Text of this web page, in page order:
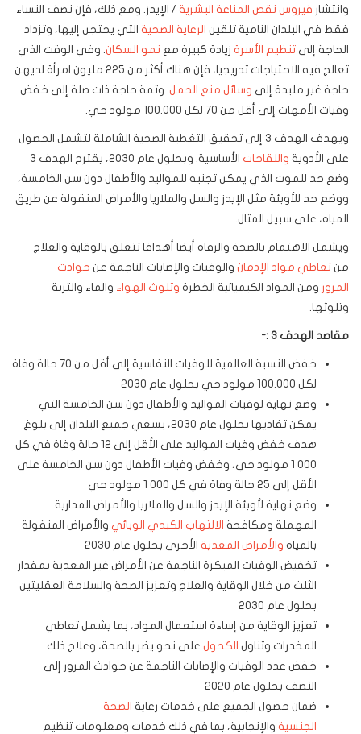
وانتشار فيروس نقص المناعة البشرية / الإيدز. ومع ذلك، فإن نصف النساء
فقط في البلدان النامية تلقين الرعاية الصحية التي يحتجن إليها، وتزداد
الحاجة إلى تنظيم الأسرة زيادة كبيرة مع نمو السكان. وفي الوقت الذي
تعالج فيه الاحتياجات تدريجيا، فإن هناك أكثر من 225 مليون امرأة لديهن
حاجة غير ملبدة إلى وسائل منع الحمل. وثمة حاجة ذات صلة إلى خفض
وفيات الأمهات إلى أقل من 70 لكل 100.000 مولود حي.
ويهدف الهدف 3 إلى تحقيق التغطية الصحية الشاملة لتشمل الحصول
على الأدوية واللقاحات
الأساسية. وبحلول عام 2030، يقترح الهدف 3
وضع حد للموت الذي يمكن تجنبه للمواليد والأطفال دون سن الخامسة،
ووضع حد للأوبئة مثل الإيدز والسل والملاريا والأمراض المنقولة عن طريق
المياه، على سبيل المثال.
ويشمل الاهتمام بالصحة والرفاه أيضا أهدافا تتعلق بالوقاية والعلاج
من تعاطي مواد الإدمان والوفيات والإصابات الناجمة عن حوادث
المرور ومن المواد الكيميائية الخطرة وتلوث الهواء والماء والتربة
وتلوثها.
مقاصد الهدف 3 :-
خفض النسبة العالمية للوفيات النفاسية إلى أقل من 70 حالة وفاة
لكل 100.000 مولود حي بحلول عام 2030
وضع نهاية لوفيات المواليد والأطفال دون سن الخامسة التي
يمكن تفاديها بحلول عام 2030، بسعي جميع البلدان إلى بلوغ
هدف خفض وفيات المواليد على الأقل إلى 12 حالة وفاة في كل
000 1 مولود حي، وخفض وفيات الأطفال دون سن الخامسة على
الأقل إلى 25 حالة وفاة في كل 000 1 مولود حي
وضع نهاية لأوبئة الإيدز والسل والملاريا والأمراض المدارية
المهملة ومكافحة الالتهاب الكبدي الوبائي والأمراض المنقولة
بالمياه والأمراض المعدية الأخرى بحلول عام 2030
تخفيض الوفيات المبكرة الناجمة عن الأمراض غير المعدية بمقدار
الثلث من خلال الوقاية والعلاج وتعزيز الصحة والسلامة العقليتين
بحلول عام 2030
تعزيز الوقاية من إساءة استعمال المواد، بما يشمل تعاطي
المخدرات وتناول الكحول على نحو يضر بالصحة، وعلاج ذلك
خفض عدد الوفيات والإصابات الناجمة عن حوادث المرور إلى
النصف بحلول عام 2020
ضمان حصول الجميع على خدمات رعاية الصحة
الجنسية والإنجابية، بما في ذلك خدمات ومعلومات تنظيم